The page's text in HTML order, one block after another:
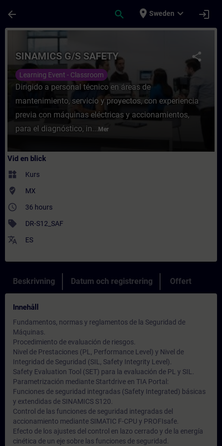
arrow_back search place Sweden expand_more login
Kurs - SINAMICS G/S SAFETY -
share
SINAMICS G/S SAFETY
Learning Event - Classroom
Dirigido a personal técnico en áreas de
mantenimiento, servicio y proyectos, con experiencia
previa con máquinas eléctricas y accionamientos,
para el diagnóstico, in... Mer
Vid en blick
widgets Kurs
where_to_vote MX
access_time 36 hours
sell DR-S12_SAF
translate ES
Beskrivning Datum och registrering Offert
Innehåll
Fundamentos, normas y reglamentos de la Seguridad de
Máquinas.
Procedimiento de evaluación de riesgos.
Nivel de Prestaciones (PL, Performance Level) y Nivel de
Integridad de Seguridad (SIL, Safety Integrity Level).
Safety Evaluation Tool (SET) para la evaluación de PL y SIL.
Parametrización mediante Startdrive en TIA Portal:
Funciones de seguridad integradas (Safety Integrated) básicas
y extendidas de SINAMICS S120.
Control de las funciones de seguridad integradas del
accionamiento mediante SIMATIC F-CPU y PROFIsafe.
Efecto de los ajustes del control en lazo cerrado y de la energía
cinética de un eje sobre las funciones de seguridad.